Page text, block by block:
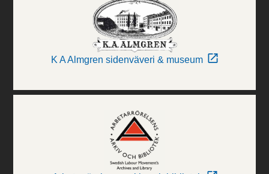
K A Almgren sidenväveri & museum